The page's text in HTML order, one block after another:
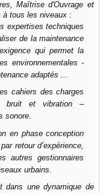
Maîtrise d'Ouvrage et
tous les niveaux :
expertises techniques
de la maintenance
qui permet la
environnementales -
adaptés ...
cahiers des charges
bruit et vibration –
sonore.
en phase conception
retour d’expérience,
autres gestionnaires
urbains.
dans une dynamique de